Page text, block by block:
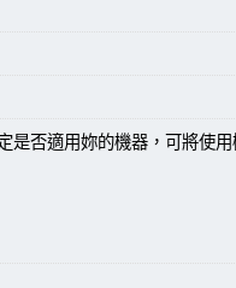
是否適用妳的機器，可將使